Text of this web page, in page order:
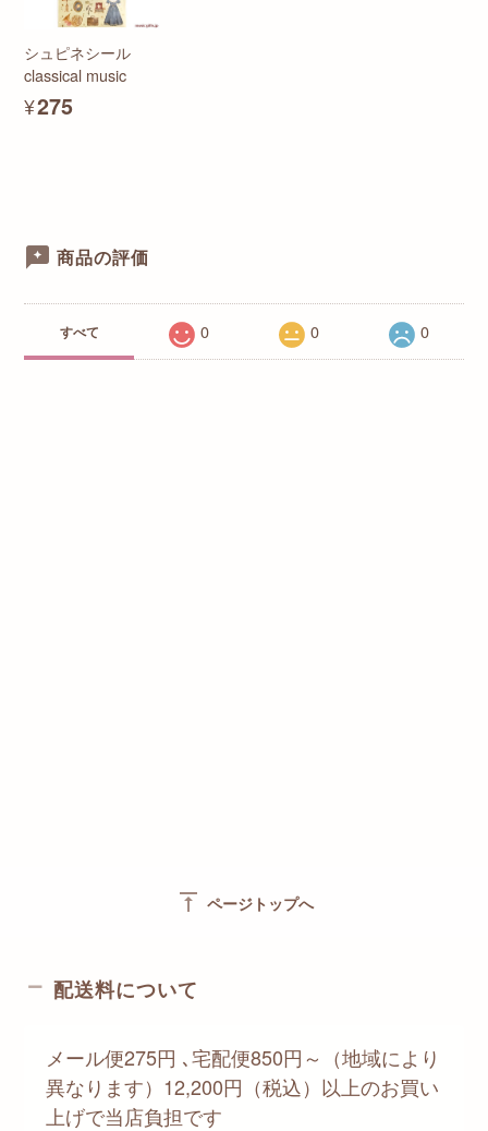
シュピネシール
classical music
¥275
商品の評価
すべて 0 0 0
vertical_align_top ページトップへ
配送料について
メール便275円 ､宅配便850円～（地域により
異なります）12,200円（税込）以上のお買い
上げで当店負担です